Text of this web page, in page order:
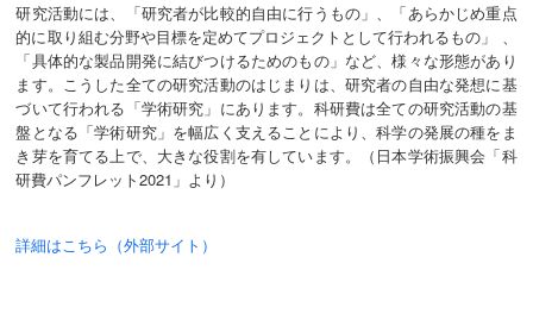
研究活動には、「研究者が比較的自由に行うもの」、「あらかじめ重点
的に取り組む分野や目標を定めてプロジェクトとして行われるもの」 、
「具体的な製品開発に結びつけるためのもの」など、様々な形態があり
ます。こうした全ての研究活動のはじまりは、研究者の自由な発想に基
づいて行われる「学術研究」にあります。科研費は全ての研究活動の基
盤となる「学術研究」を幅広く支えることにより、科学の発展の種をま
き芽を育てる上で、大きな役割を有しています。（日本学術振興会「科
研費パンフレット2021」より）
詳細はこちら（外部サイト）